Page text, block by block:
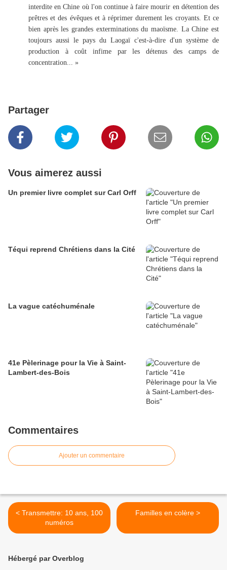
interdite en Chine où l'on continue à faire mourir en détention des
prêtres et des évêques et à réprimer durement les croyants. Et ce
bien après les grandes exterminations du maoïsme. La Chine est
toujours aussi le pays du Laogaï c'est-à-dire d'un système de
production à coût infime par les détenus des camps de
concentration... »
Partager
Vous aimerez aussi
Un premier livre complet sur Carl Orff
Téqui reprend Chrétiens dans la Cité
La vague catéchuménale
41e Pèlerinage pour la Vie à Saint-
Lambert-des-Bois
Commentaires
Ajouter un commentaire
< Transmettre: 10 ans, 100
numéros
Familles en colère >
Hébergé par Overblog